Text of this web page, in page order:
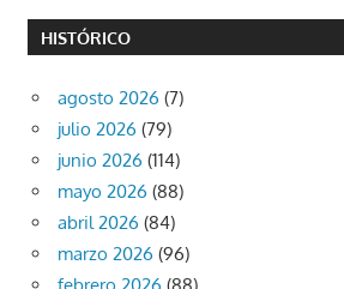
HISTÓRICO
agosto 2026 (7)
julio 2026 (79)
junio 2026 (114)
mayo 2026 (88)
abril 2026 (84)
marzo 2026 (96)